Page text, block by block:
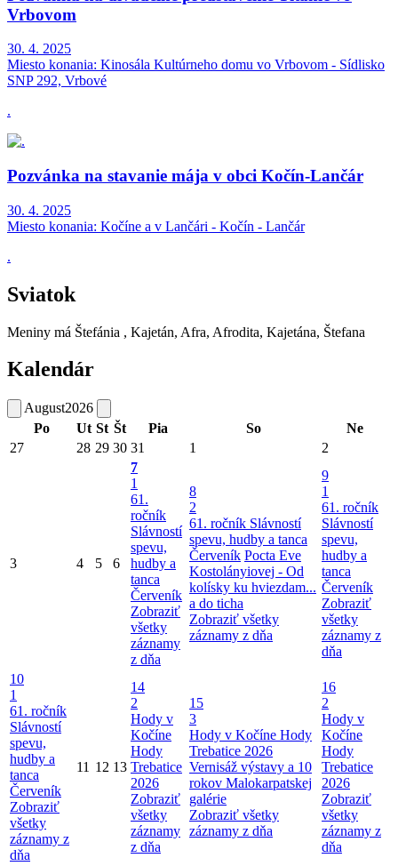
Vrbovom
30. 4. 2025
Miesto konania: Kinosála Kultúrneho domu vo Vrbovom - Sídlisko
SNP 292, Vrbové
.
Pozvánka na stavanie mája v obci Kočín-Lančár
30. 4. 2025
Miesto konania: Kočíne a v Lančári - Kočín - Lančár
.
Sviatok
Meniny má Štefánia , Kajetán, Afra, Afrodita, Kajetána, Štefana
Kalendár
August2026
Po
Ut St Št Pia So
Ne
27
28 29 30 31 1 2
3 4 5 6
7
1
61.
ročník
Slávností
spevu,
hudby a
tanca
Červeník
Zobraziť
všetky
záznamy
z dňa
8
2
61. ročník Slávností
spevu, hudby a tanca
Červeník Pocta Eve
Kostolányiovej - Od
kolísky ku hviezdam...
a do ticha
Zobraziť všetky
záznamy z dňa
9
1
61. ročník
Slávností
spevu,
hudby a
tanca
Červeník
Zobraziť
všetky
záznamy z
dňa
10
1
61. ročník
Slávností
spevu,
hudby a
tanca
Červeník
Zobraziť
všetky
záznamy z
dňa
11 12 13
14
2
Hody v
Kočíne
Hody
Trebatice
2026
Zobraziť
všetky
záznamy
z dňa
15
3
Hody v Kočíne Hody
Trebatice 2026
Vernisáž výstavy a 10
rokov Malokarpatskej
galérie
Zobraziť všetky
záznamy z dňa
16
2
Hody v
Kočíne
Hody
Trebatice
2026
Zobraziť
všetky
záznamy z
dňa